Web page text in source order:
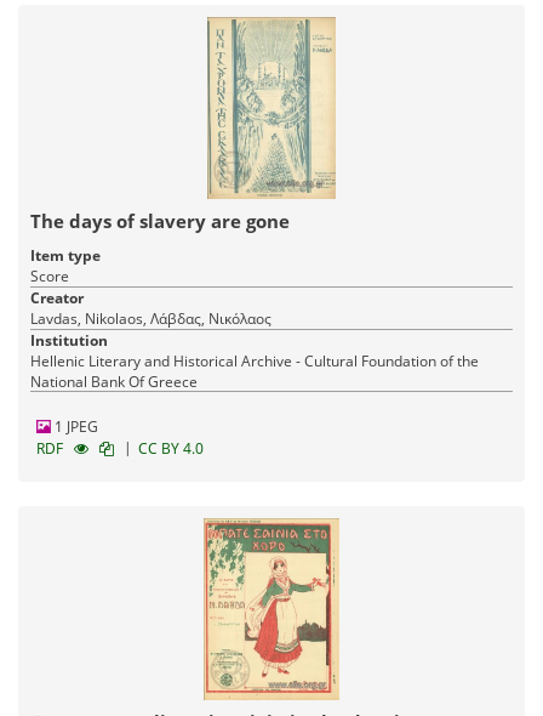
The days of slavery are gone
Item type
Score
Creator
Lavdas, Nikolaos, Λάβδας, Νικόλαος
Institution
Hellenic Literary and Historical Archive - Cultural Foundation of the
National Bank Of Greece
1 JPEG
RDF
| CC BY 4.0